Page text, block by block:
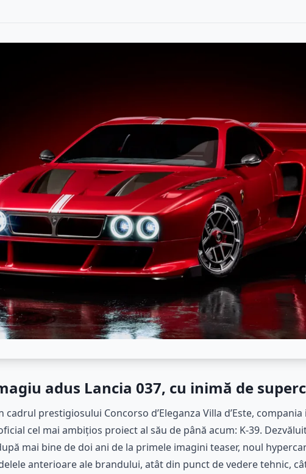
adus Lancia 037, cu inimă de
cadrul prestigiosului Concorso d’Eleganza Villa d’Este,
cel mai ambițios proiect al său de până acum: K-39.
mai bine de doi ani de la primele imagini teaser, noul
anterioare ale brandului, atât din punct de vedere tehnic,